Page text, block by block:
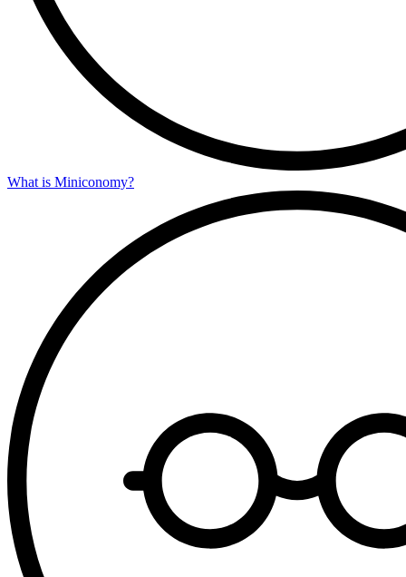
What is Miniconomy?